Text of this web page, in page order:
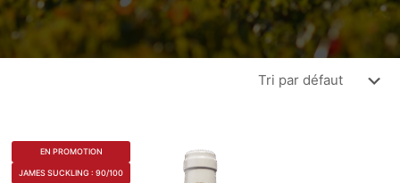
EN PROMOTION
JAMES SUCKLING : 90/100